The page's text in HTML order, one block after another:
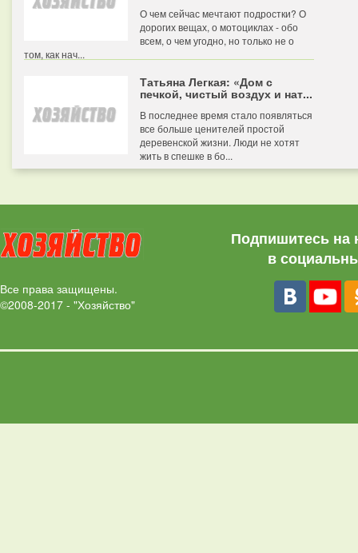
О чем сейчас мечтают подростки? О
дорогих вещах, о мотоциклах - обо
всем, о чем угодно, но только не о
том, как нач...
Татьяна Легкая: «Дом с
печкой, чистый воздух и нат...
В последнее время стало появляться
все больше ценителей простой
деревенской жизни. Люди не хотят
жить в спешке в бо...
Все права защищены.
©2008-2017 - "Хозяйство"
Подпишитесь на
в